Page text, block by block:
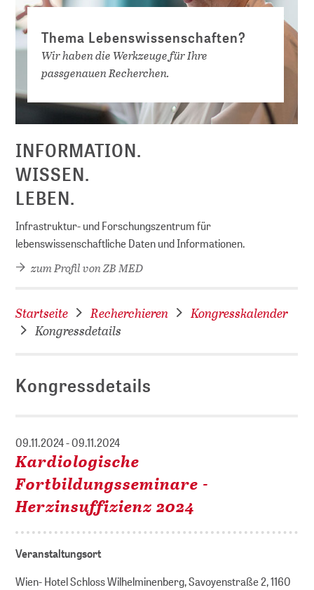
Thema Lebenswissenschaften?
Wir haben die Werkzeuge für Ihre
passgenauen Recherchen.
INFORMATION.
WISSEN.
LEBEN.
Infrastruktur- und Forschungszentrum für
lebenswissenschaftliche Daten und Informationen.
zum Profil von ZB MED
Startseite Recherchieren
Kongresskalender
Kongressdetails
Kongressdetails
09.11.2024 - 09.11.2024
Kardiologische
Fortbildungsseminare -
Herzinsuffizienz 2024
Veranstaltungsort
Wien- Hotel Schloss Wilhelminenberg, Savoyenstraße 2, 1160